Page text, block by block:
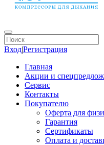
Вход|Регистрация
Главная
Акции и
Сервис
Контакты
Покупателю
Оферта для
Гарантия
Сертификаты
Оплата и